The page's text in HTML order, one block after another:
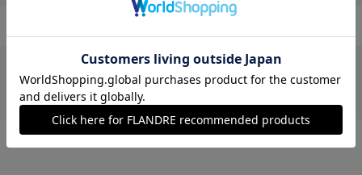
モカチャ ￥18,480 (税込)